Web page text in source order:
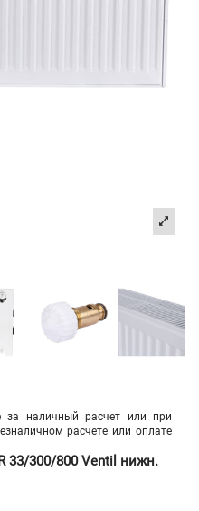
за наличный расчет или при
расчете или оплате
33/300/800 Ventil нижн.